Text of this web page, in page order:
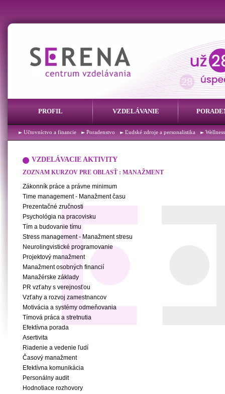
PROFIL VZDELÁVANIE
Účtovníctvo a financie Poradenstvo Ľudské zdroje a personalistika
VZDELÁVACIE AKTIVITY
ZOZNAM KURZOV PRE OBLASŤ : MANAŽMENT
Zákonník práce a právne minimum
Time management - Manažment času
Prezentačné zručnosti
Psychológia na pracovisku
Tím a budovanie tímu
Stress management - Manažment stresu
Neurolingvistické programovanie
Projektový manažment
Manažment osobných financií
Manažérske základy
PR vzťahy s verejnosťou
Vzťahy a rozvoj zamestnancov
Motivácia a systémy odmeňovania
Tímová práca a stretnutia
Efektívna porada
Asertivita
Riadenie a vedenie ľudí
Časový manažment
Efektívna komunikácia
Personálny audit
Hodnotiace rozhovory